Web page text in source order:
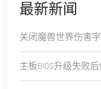
最新新闻
关闭魔兽世界伤害
主板BIOS升级失败